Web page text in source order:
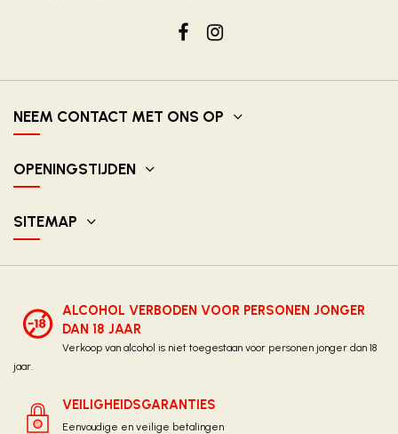
NEEM CONTACT MET ONS OP
OPENINGSTIJDEN
SITEMAP
ALCOHOL VERBODEN VOOR PERSONEN JONGER
DAN 18 JAAR
Verkoop van alcohol is niet toegestaan voor personen jonger dan 18
jaar.
VEILIGHEIDSGARANTIES
Eenvoudige en veilige betalingen